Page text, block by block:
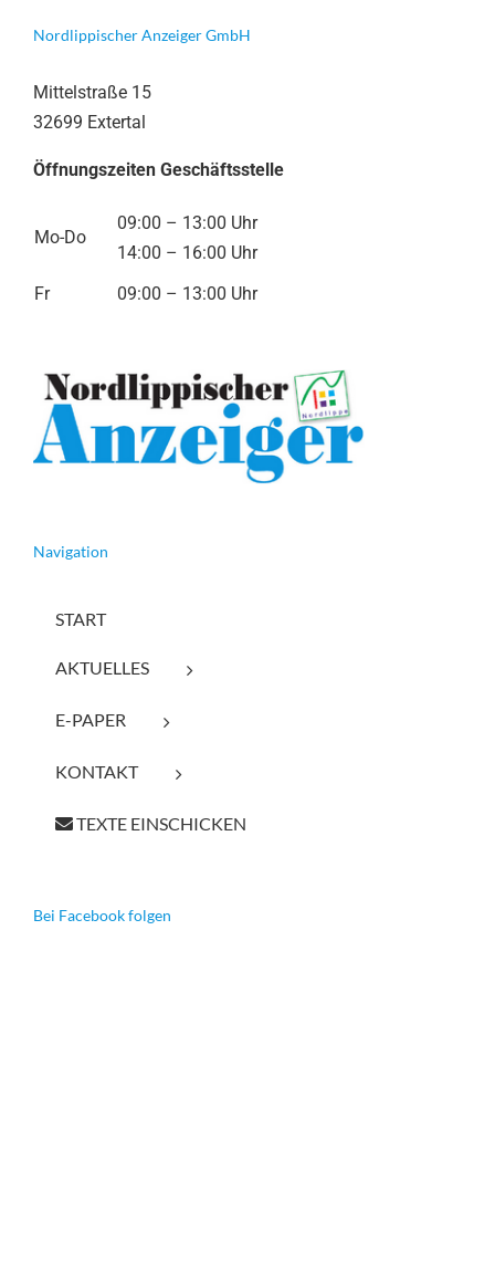
Nordlippischer Anzeiger GmbH
Mittelstraße 15
32699 Extertal
Öffnungszeiten Geschäftsstelle
Mo-Do
09:00 – 13:00 Uhr
14:00 – 16:00 Uhr
Fr
09:00 – 13:00 Uhr
Navigation
START
AKTUELLES
E-PAPER
KONTAKT
TEXTE EINSCHICKEN
Bei Facebook folgen